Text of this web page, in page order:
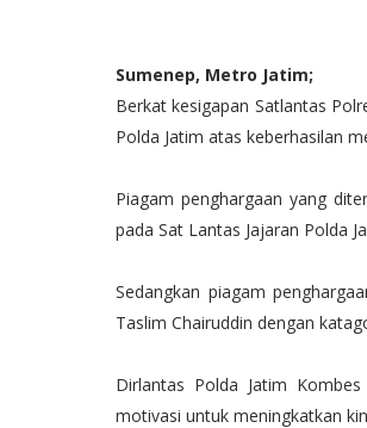
Sumenep, Metro Jatim;
Berkat kesigapan Satlantas
Polda Jatim atas keberhasilan
Piagam penghargaan yang
pada Sat Lantas Jajaran Polda
Sedangkan piagam
Taslim Chairuddin dengan
Dirlantas Polda Jatim
motivasi untuk meningkatkan